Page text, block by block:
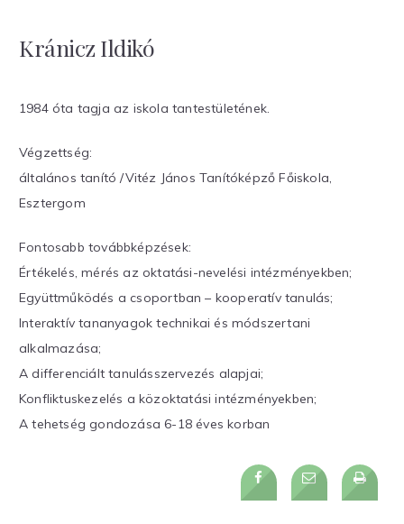
Kránicz Ildikó
1984 óta tagja az iskola tantestületének.
Végzettség:
általános tanító /Vitéz János Tanítóképző Főiskola,
Esztergom
Fontosabb továbbképzések:
Értékelés, mérés az oktatási-nevelési intézményekben;
Együttműködés a csoportban – kooperatív tanulás;
Interaktív tananyagok technikai és módszertani
alkalmazása;
A differenciált tanulásszervezés alapjai;
Konfliktuskezelés a közoktatási intézményekben;
A tehetség gondozása 6-18 éves korban